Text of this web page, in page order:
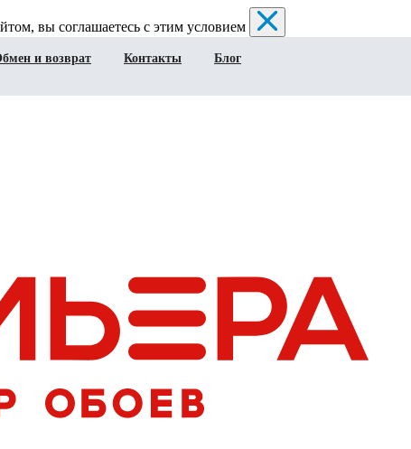
вы соглашаетесь с этим условием
и возврат Контакты
Блог